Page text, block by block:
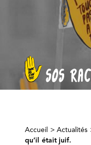
Accueil >Actualités
qu’il était juif.